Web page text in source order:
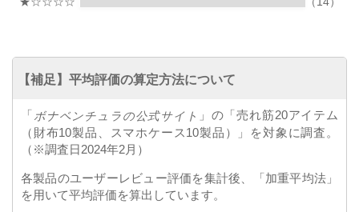
【補足】平均評価の算定方法について
「 ボナベンチュラの公式サイト 」の「売れ筋20アイテム
（財布10製品、スマホケース10製品）」を対象に調査。
（※調査日2024年2月）
各製品のユーザーレビュー評価を集計後、「加重平均法」
を用いて平均評価を算出しています。